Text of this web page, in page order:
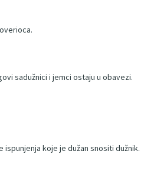
sadužnici i jemci ostaju u obavezi.
koje je dužan snositi dužnik.